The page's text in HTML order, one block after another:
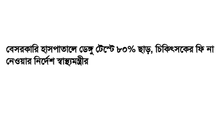
বেসরকারি হাসপাতালে ডেঙ্গু টেস্টে ৮০% ছাড়, চিকিৎসকের ফি না
নেওয়ার নির্দেশ স্বাস্থ্যমন্ত্রীর